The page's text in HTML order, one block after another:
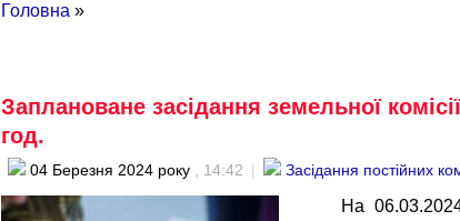
Головна »
Заплановане засідання земельної
год.
04 Березня 2024 року , 14:42 | Засідання постійних
На